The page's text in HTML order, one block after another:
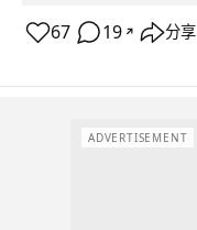
67 19 ↗ 分享
ADVERTISEMENT